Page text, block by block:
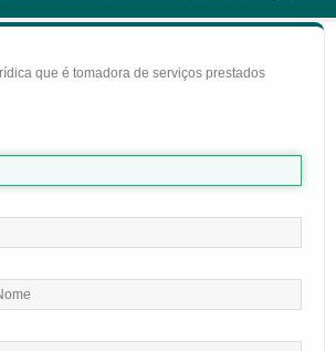
que é tomadora de serviços prestados